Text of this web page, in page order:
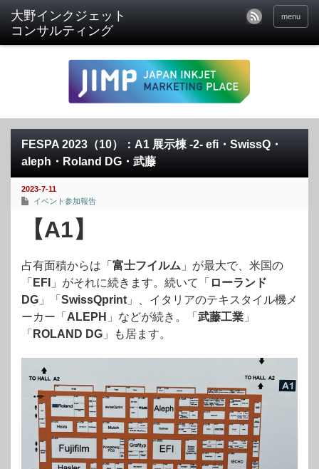
menu
FESPA 2023（10）：A1 展示棟 -2- efi・SwissQ・
aleph・Roland DG・武藤
2023-7-11
イベント参加報告
【A1】
占有面積からは「 富士フイルム 」が最大で、米国の
「 EFI 」がそれに続きます。続いて「 ローランド
DG 」「 SwissQprint 」、イタリアのテキスタイル機メ
ーカー「 ALEPH 」などが続き。「 武藤工業 」
「 ROLAND DG 」も居ます。